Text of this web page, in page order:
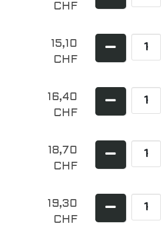
CHF
15,10
CHF
16,40
CHF
18,70
CHF
19,30
CHF